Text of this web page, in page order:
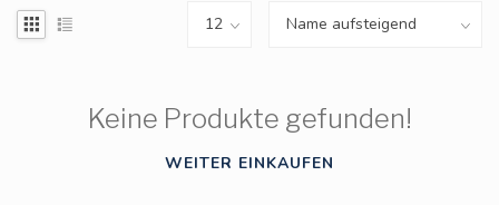
Keine Produkte gefunden!
WEITER EINKAUFEN